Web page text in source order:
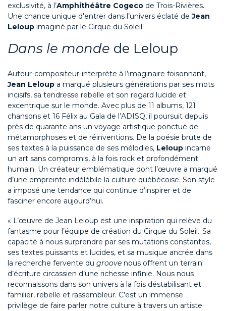
exclusivité, à l’Amphithéâtre Cogeco de Trois-Rivières.
Une chance unique d'entrer dans l’univers éclaté deJean
Leloup imaginé par le Cirque du Soleil.
Dans le monde de Leloup
Auteur-compositeur-interprète à l’imaginaire foisonnant,
Jean Leloup a marqué plusieurs générations par ses mots
incisifs, sa tendresse rebelle et son regard lucide et
excentrique sur le monde. Avec plus de 11 albums, 121
chansons et 16 Félix au Gala de l’ADISQ, il poursuit depuis
près de quarante ans un voyage artistique ponctué de
métamorphoses et de réinventions. De la poésie brute de
ses textes à la puissance de ses mélodies, Leloup incarne
un art sans compromis, à la fois rock et profondément
humain. Un créateur emblématique dont l’œuvre a marqué
d’une empreinte indélébile la culture québécoise. Son style
a imposé une tendance qui continue d’inspirer et de
fasciner encore aujourd’hui.
« L’œuvre de Jean Leloup est une inspiration qui relève du
fantasme pour l’équipe de création du Cirque du Soleil. Sa
capacité à nous surprendre par ses mutations constantes,
ses textes puissants et lucides, et sa musique ancrée dans
la recherche fervente du groove nous offrent un terrain
d’écriture circassien d’une richesse infinie. Nous nous
reconnaissons dans son univers à la fois déstabilisant et
familier, rebelle et rassembleur. C’est un immense
privilège de faire parler notre culture à travers un artiste